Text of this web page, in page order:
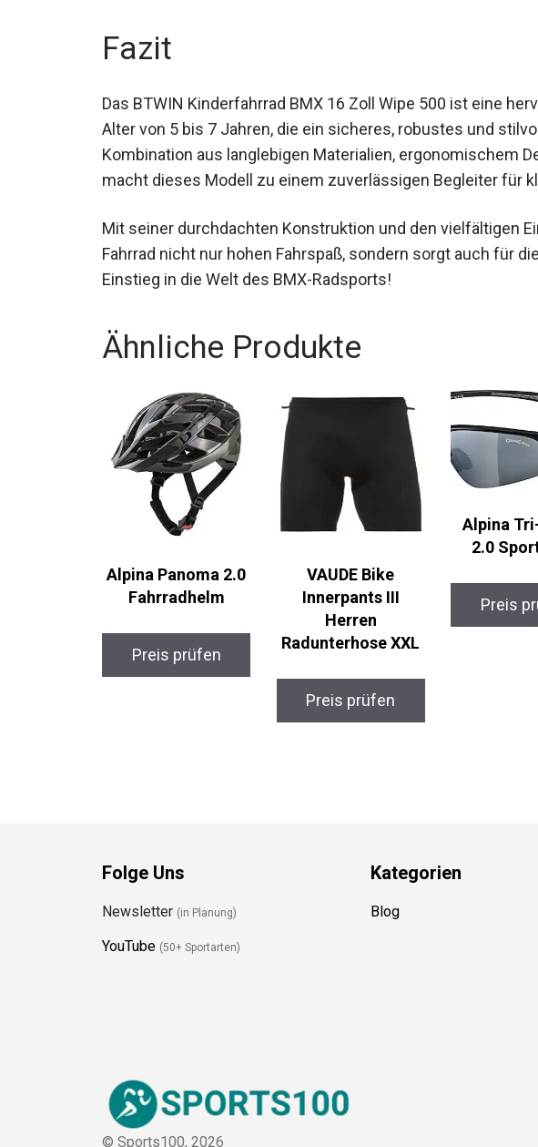
Fazit
Das BTWIN Kinderfahrrad BMX 16 Zoll Wipe 500 ist eine
Alter von 5 bis 7 Jahren, die ein sicheres, robustes und
Kombination aus langlebigen Materialien, ergonomischem
Mit seiner durchdachten Konstruktion und den vielfältigen
Fahrrad nicht nur hohen Fahrspaß, sondern sorgt auch für
Ähnliche Produkte
Alpina Panoma 2.0
Preis prüfen
VAUDE Bike
Innerpants III
Herren
Preis prüfen
Alpina
Preis